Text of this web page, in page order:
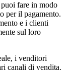
fare in modo
per il pagamento.
e i clienti
sul loro
i venditori
canali di vendita.